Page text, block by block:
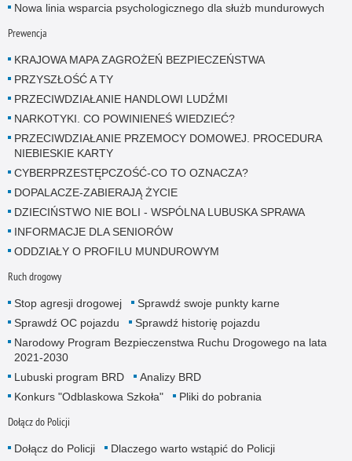
Nowa linia wsparcia psychologicznego dla służb mundurowych
Prewencja
KRAJOWA MAPA ZAGROŻEŃ BEZPIECZEŃSTWA
PRZYSZŁOŚĆ A TY
PRZECIWDZIAŁANIE HANDLOWI LUDŹMI
NARKOTYKI. CO POWINIENEŚ WIEDZIEĆ?
PRZECIWDZIAŁANIE PRZEMOCY DOMOWEJ. PROCEDURA
NIEBIESKIE KARTY
CYBERPRZESTĘPCZOŚĆ-CO TO OZNACZA?
DOPALACZE-ZABIERAJĄ ŻYCIE
DZIECIŃSTWO NIE BOLI - WSPÓLNA LUBUSKA SPRAWA
INFORMACJE DLA SENIORÓW
ODDZIAŁY O PROFILU MUNDUROWYM
Ruch drogowy
Stop agresji drogowej
Sprawdź swoje punkty karne
Sprawdź OC pojazdu
Sprawdź historię pojazdu
Narodowy Program Bezpieczenstwa Ruchu Drogowego na lata
2021-2030
Lubuski program BRD
Analizy BRD
Konkurs "Odblaskowa Szkoła"
Pliki do pobrania
Dołącz do Policji
Dołącz do Policji
Dlaczego warto wstąpić do Policji